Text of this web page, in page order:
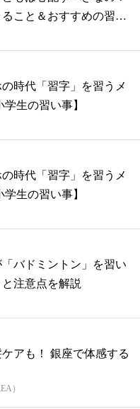
こと＆おすすめの習い
時代「習字」を習うメ
生の習い事】
時代「習字」を習うメ
生の習い事】
バドミントン」を習い
注意点を解説
ケアも！ 銀座で体感する
）